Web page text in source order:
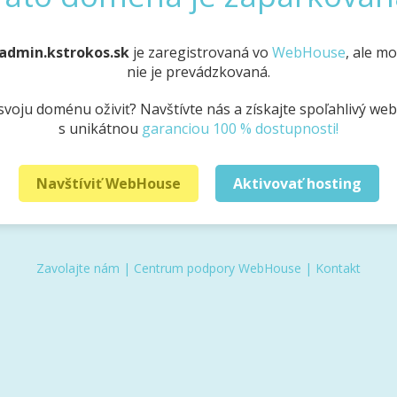
admin.kstrokos.skje zaregistrovaná vo WebHouse, ale
nie je prevádzkovaná.
doménu oživiť? Navštívte nás a získajte spoľahlivý
s unikátnou garanciou 100 % dostupnosti!
Navštíviť WebHouse Aktivovať hosting
Zavolajte nám | Centrum podpory WebHouse | Kontakt